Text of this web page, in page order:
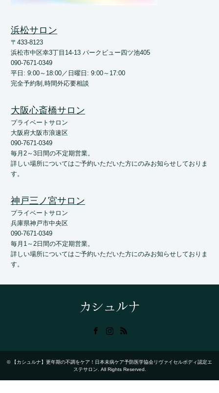
浜松サロン
〒433-8123
浜松市中区幸3丁目14-13 パークビュー四ツ池405
090-7671-0349
平日: 9:00～18:00／日曜日: 9:00～17:00
完全予約制,時間外応要相談
大阪心斎橋サロン
プライベートサロン
大阪府大阪市浪速区
090-7671-0349
毎月2～3日間の不定期営業。
詳しい場所についてはご予約いただいた方にのみお知らせしておりま
す。
神戸三ノ宮サロン
プライベートサロン
兵庫県神戸市中央区
090-7671-0349
毎月1～2日間の不定期営業。
詳しい場所についてはご予約いただいた方にのみお知らせしておりま
す。
©
【カシュルナ】更年期の不調をケア！日本未病ケア予防医学協会リヴァイセルボディ認定エ
ステサロン. All Rights Reserved.